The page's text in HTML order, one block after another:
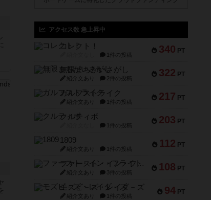
アクセス数 急上昇中
340 PT
コレクト！
1件の投稿
322 PT
無限まちがいさがし
紹介文あり 2件の投稿
217 PT
ガルフストライク
紹介文あり 1件の投稿
203 PT
クルティボ
1件の投稿
112 PT
1809
紹介文あり 1件の投稿
108 PT
ファースト・イン・フライト
紹介文あり 3件の投稿
94 PT
モズビ－ズ・レイダ－ズ
紹介文あり 1件の投稿